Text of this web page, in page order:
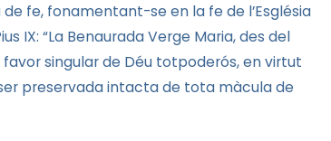
de fe, fonamentant-se en la fe de l’Església
IX: “La BenauradaVerge Maria, des del
singular de Déu totpoderós, en virtut
preservada intacta de tota màcula de